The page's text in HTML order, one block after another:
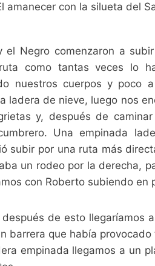
amanecer con la silueta del
el Negro comenzaron a
como tantas veces lo
nuestros cuerpos y poco
ladera de nieve, luego nos
y, después de
Una empinada
subir por una ruta más
un rodeo por la derecha,
con Roberto subiendo en
de esto llegaríamos
barrera que había
empinada llegamos a un